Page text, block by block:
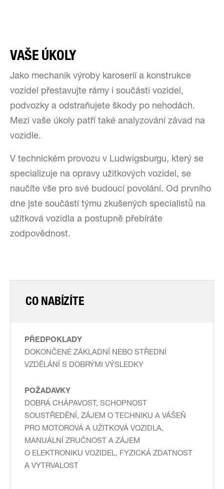
VAŠE ÚKOLY
Jako mechanik výroby karoserií a konstrukce
vozidel přestavujte rámy i součásti vozidel,
podvozky a odstraňujete škody po nehodách.
Mezi vaše úkoly patří také analyzování závad na
vozidle.
V technickém provozu v Ludwigsburgu, který se
specializuje na opravy užitkových vozidel, se
naučíte vše pro své budoucí povolání. Od prvního
dne jste součástí týmu zkušených specialistů na
užitková vozidla a postupně přebíráte
zodpovědnost.
CO NABÍZÍTE
PŘEDPOKLADY
DOKONČENÉ ZÁKLADNÍ NEBO STŘEDNÍ
VZDĚLÁNÍ S DOBRÝMI VÝSLEDKY
POŽADAVKY
DOBRÁ CHÁPAVOST, SCHOPNOST
SOUSTŘEDĚNÍ, ZÁJEM O TECHNIKU A VÁŠEŇ
PRO MOTOROVÁ A UŽITKOVÁ VOZIDLA,
MANUÁLNÍ ZRUČNOST A ZÁJEM
O ELEKTRONIKU VOZIDEL, FYZICKÁ ZDATNOST
A VYTRVALOST